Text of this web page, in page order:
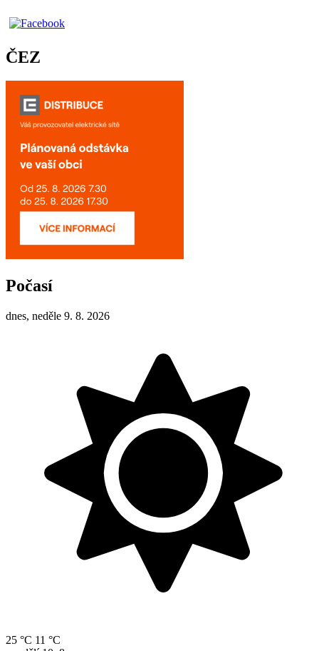
ČEZ
Počasí
dnes, neděle 9. 8. 2026
25 °C 11 °C